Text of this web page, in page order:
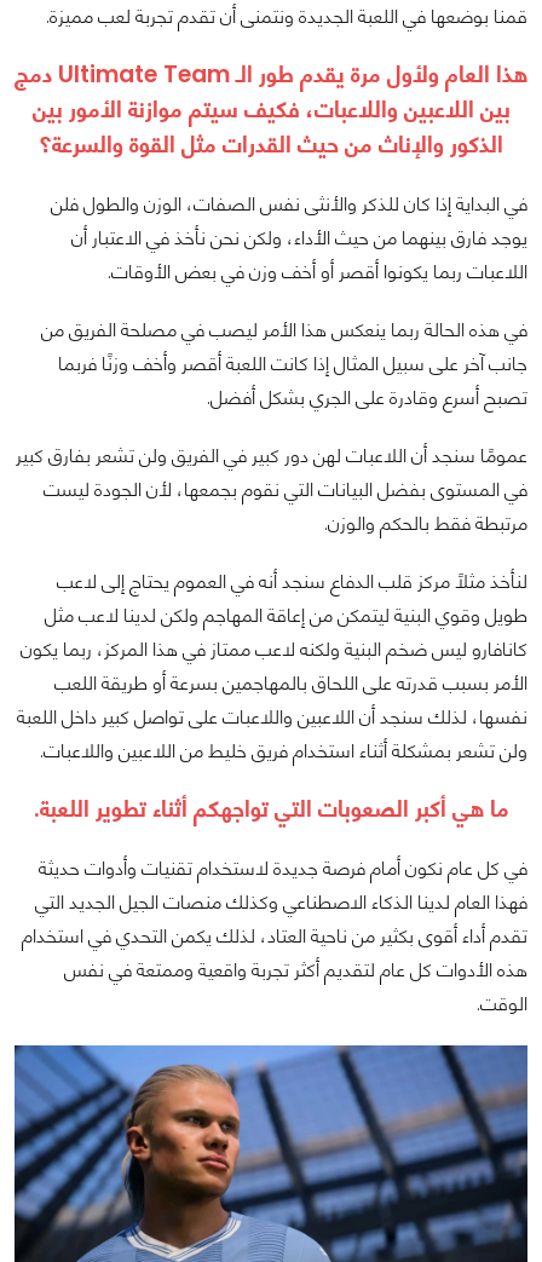
قمنا بوضعها في اللعبة الجديدة ونتمنى أن تقدم تجربة لعب مميزة.
هذا العام ولأول مرة يقدم طور الـ Ultimate Team دمج
بين اللاعبين واللاعبات، فكيف سيتم موازنة الأمور بين
الذكور والإناث من حيث القدرات مثل القوة والسرعة؟
في البداية إذا كان للذكر والأنثى نفس الصفات، الوزن والطول فلن
يوجد فارق بينهما من حيث الأداء، ولكن نحن نأخذ في الاعتبار أن
اللاعبات ربما يكونوا أقصر أو أخف وزن في بعض الأوقات.
في هذه الحالة ربما ينعكس هذا الأمر ليصب في مصلحة الفريق من
جانب آخر على سبيل المثال إذا كانت اللعبة أقصر وأخف وزنًا فربما
تصبح أسرع وقادرة على الجري بشكل أفضل.
عمومًا سنجد أن اللاعبات لهن دور كبير في الفريق ولن تشعر بفارق كبير
في المستوى بفضل البيانات التي نقوم بجمعها، لأن الجودة ليست
مرتبطة فقط بالحكم والوزن.
لنأخذ مثلًا مركز قلب الدفاع سنجد أنه في العموم يحتاج إلى لاعب
طويل وقوي البنية ليتمكن من إعاقة المهاجم ولكن لدينا لاعب مثل
كانافارو ليس ضخم البنية ولكنه لاعب ممتاز في هذا المركز، ربما يكون
الأمر بسبب قدرته على اللحاق بالمهاجمين بسرعة أو طريقة اللعب
نفسها، لذلك سنجد أن اللاعبين واللاعبات على تواصل كبير داخل اللعبة
ولن تشعر بمشكلة أثناء استخدام فريق خليط من اللاعبين واللاعبات.
ما هي أكبر الصعوبات التي تواجهكم أثناء تطوير اللعبة.
في كل عام نكون أمام فرصة جديدة لاستخدام تقنيات وأدوات حديثة
فهذا العام لدينا الذكاء الاصطناعي وكذلك منصات الجيل الجديد التي
تقدم أداء أقوى بكثير من ناحية العتاد، لذلك يكمن التحدي في استخدام
هذه الأدوات كل عام لتقديم أكثر تجربة واقعية وممتعة في نفس
الوقت.